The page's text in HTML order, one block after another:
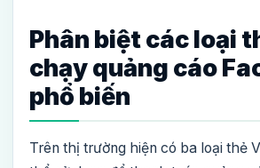
Phân biệt các loại
chạy quảng cáo
phổ biến
Trên thị trường hiện có ba loại thẻ